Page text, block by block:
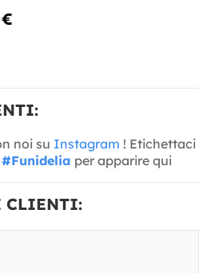
€
noi su Instagram ! Etichettaci
#Funidelia per apparire qui